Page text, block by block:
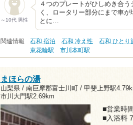
～10代 男性
４つのプレートがひしめき合
く、ロータリー部分にまで車
とに…
関連情報 石和 宿泊 石和 冷え性 石和 ひとり
東花輪駅
市川本町駅
まほらの湯
山梨県 / 南巨摩郡富士川町 / 甲斐上野駅
市川大門駅2.69km
■営業時
■入浴料